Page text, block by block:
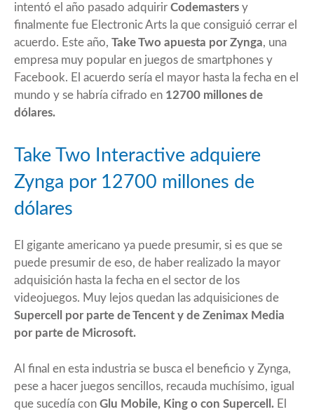
intentó el año pasado adquirir Codemasters y
finalmente fue Electronic Arts la que consiguió cerrar el
acuerdo. Este año, Take Two apuesta por Zynga, una
empresa muy popular en juegos de smartphones y
Facebook. El acuerdo sería el mayor hasta la fecha en el
mundo y se habría cifrado en 12700 millones de
dólares.
Take Two Interactive adquiere
Zynga por 12700 millones de
dólares
El gigante americano ya puede presumir, si es que se
puede presumir de eso, de haber realizado la mayor
adquisición hasta la fecha en el sector de los
videojuegos. Muy lejos quedan las adquisiciones de
Supercell por parte de Tencent y de Zenimax Media
por parte de Microsoft.
Al final en esta industria se busca el beneficio y Zynga,
pese a hacer juegos sencillos, recauda muchísimo, igual
que sucedía con Glu Mobile, King o con Supercell. El